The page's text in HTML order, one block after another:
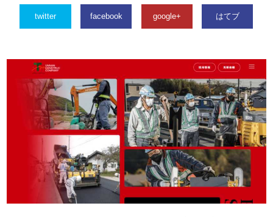
twitter facebook google+ はてブ